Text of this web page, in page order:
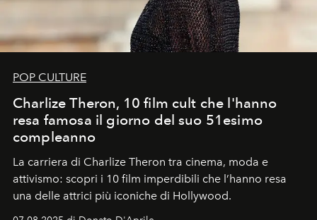
POP CULTURE
Charlize Theron, 10 film cult che l'hanno
resa famosa il giorno del suo 51esimo
compleanno
La carriera di Charlize Theron tra cinema, moda e
attivismo: scopri i 10 film imperdibili che l’hanno resa
una delle attrici più iconiche di Hollywood.